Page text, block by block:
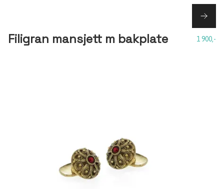
Filigran mansjett m bakplate 1 900,-